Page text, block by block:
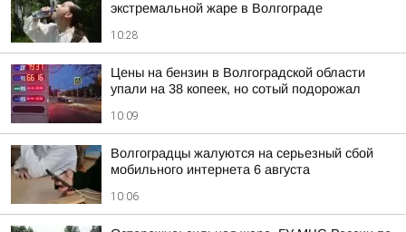
экстремальной жаре в Волгограде
10:28
Цены на бензин в Волгоградской области
упали на 38 копеек, но сотый подорожал
10:09
Волгоградцы жалуются на серьезный сбой
мобильного интернета 6 августа
10:06